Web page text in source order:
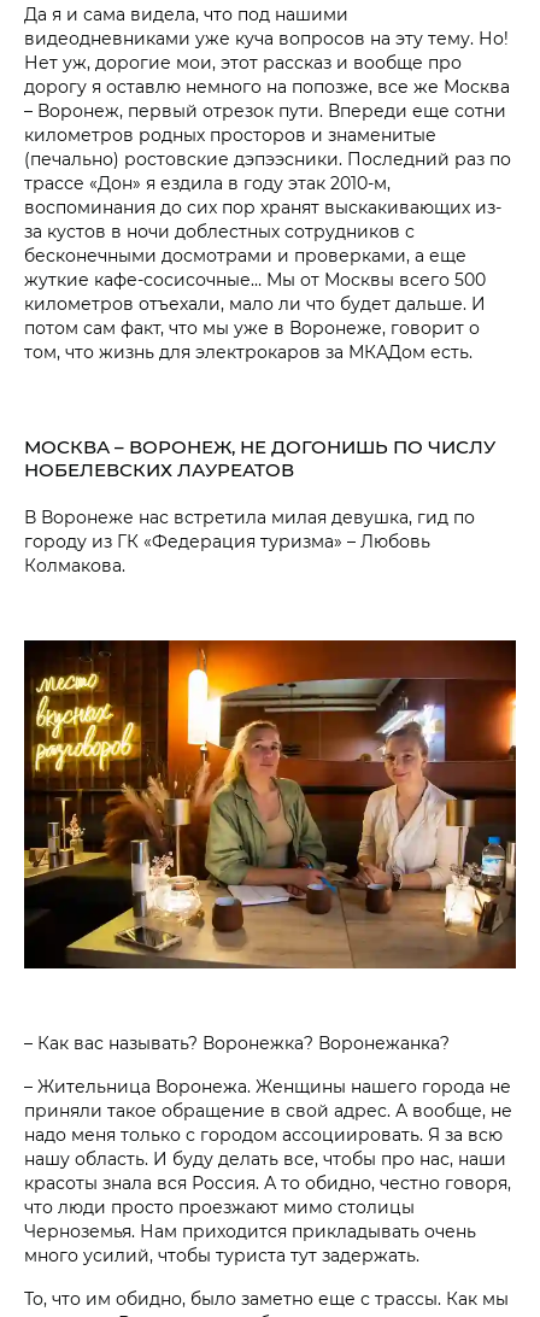
Да я и сама видела, что под нашими
видеодневниками уже куча вопросов на эту тему. Но!
Нет уж, дорогие мои, этот рассказ и вообще про
дорогу я оставлю немного на попозже, все же Москва
– Воронеж, первый отрезок пути. Впереди еще сотни
километров родных просторов и знаменитые
(печально) ростовские дэпээсники. Последний раз по
трассе «Дон» я ездила в году этак 2010-м,
воспоминания до сих пор хранят выскакивающих из-
за кустов в ночи доблестных сотрудников с
бесконечными досмотрами и проверками, а еще
жуткие кафе-сосисочные… Мы от Москвы всего 500
километров отъехали, мало ли что будет дальше. И
потом сам факт, что мы уже в Воронеже, говорит о
том, что жизнь для электрокаров за МКАДом есть.
МОСКВА – ВОРОНЕЖ, НЕ ДОГОНИШЬ ПО ЧИСЛУ
НОБЕЛЕВСКИХ ЛАУРЕАТОВ
В Воронеже нас встретила милая девушка, гид по
городу из ГК «Федерация туризма» – Любовь
Колмакова.
– Как вас называть? Воронежка? Воронежанка?
– Жительница Воронежа. Женщины нашего города не
приняли такое обращение в свой адрес. А вообще, не
надо меня только с городом ассоциировать. Я за всю
нашу область. И буду делать все, чтобы про нас, наши
красоты знала вся Россия. А то обидно, честно говоря,
что люди просто проезжают мимо столицы
Черноземья. Нам приходится прикладывать очень
много усилий, чтобы туриста тут задержать.
То, что им обидно, было заметно еще с трассы. Как мы